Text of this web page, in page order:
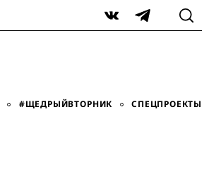
VK Telegram
#ЩЕДРЫЙВТОРНИК СПЕЦПРОЕКТЫ